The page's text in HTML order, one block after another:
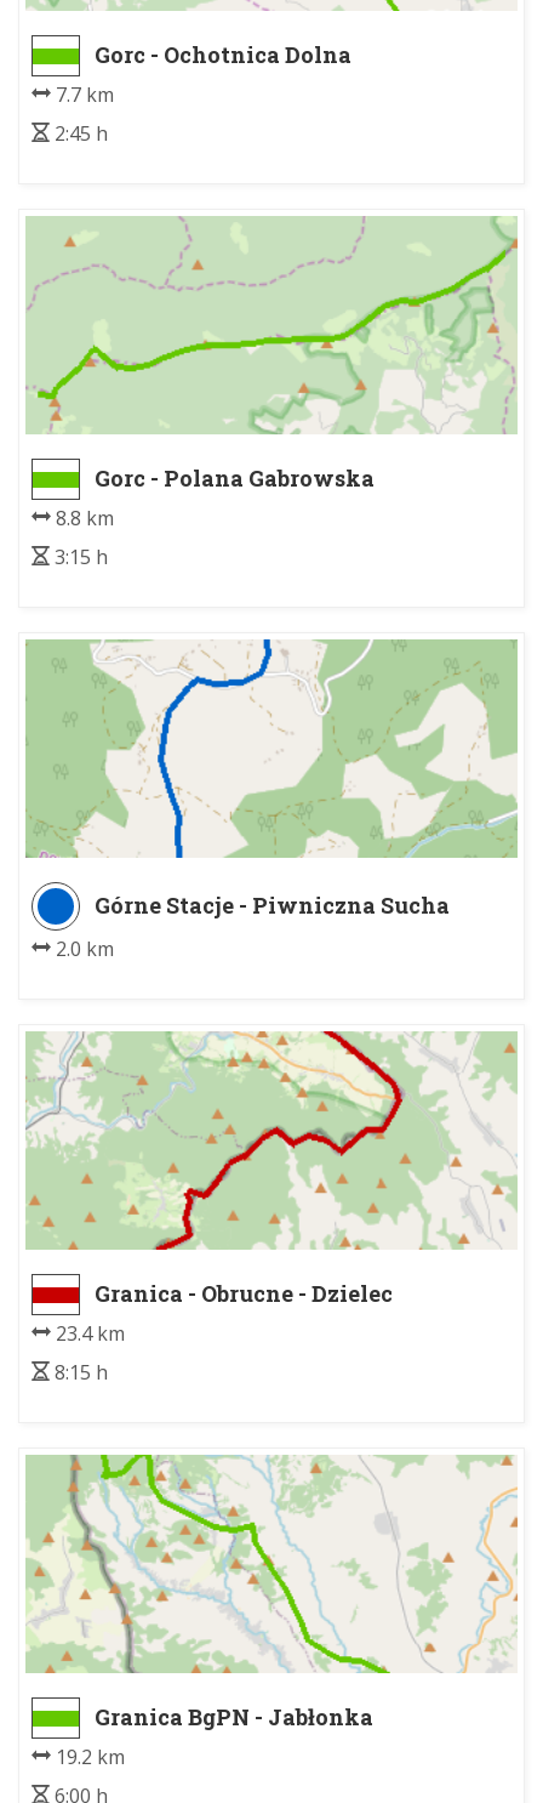
Gorc - Ochotnica Dolna
7.7 km
2:45 h
Gorc - Polana Gabrowska
8.8 km
3:15 h
Górne Stacje - Piwniczna Sucha
Dolina parking
2.0 km
Granica - Obrucne - Dzielec
23.4 km
8:15 h
Granica BgPN - Jabłonka
19.2 km
6:00 h